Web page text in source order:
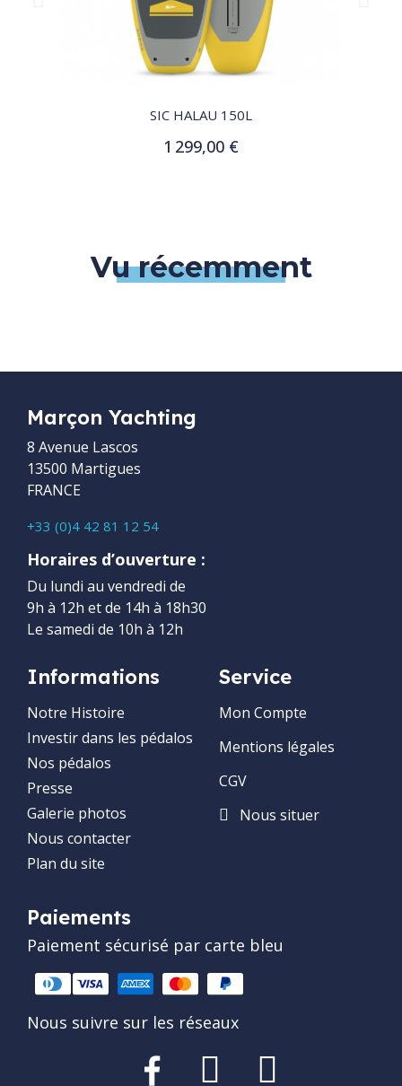
QUICK VIEW
SIC HALAU 150L
1 299,00 €
Ajouter au panier
Vu récemment
Marçon Yachting
8 Avenue Lascos
13500 Martigues
FRANCE
+33 (0)4 42 81 12 54
Horaires d’ouverture :
Du lundi au vendredi de
9h à 12h et de 14h à 18h30
Le samedi de 10h à 12h
Informations
Notre Histoire
Investir dans les pédalos
Nos pédalos
Presse
Galerie photos
Nous contacter
Plan du site
Service
Mon Compte
Mentions légales
CGV
Nous situer
Paiements
Paiement sécurisé par carte bleu
Nous suivre sur les réseaux